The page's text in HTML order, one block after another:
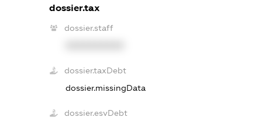
dossier.tax
dossier.staff
dossier.taxDebt
dossier.missingData
dossier.esvDebt